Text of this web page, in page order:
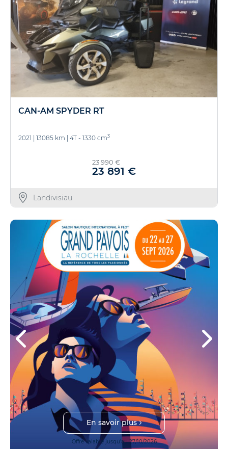
CAN-AM SPYDER RT
2021 | 13085 km | 4T - 1330 cm3
23 990 €
23 891 €
Landivisiau
En savoir plus
Offre valable jusqu'au 27/10/2026